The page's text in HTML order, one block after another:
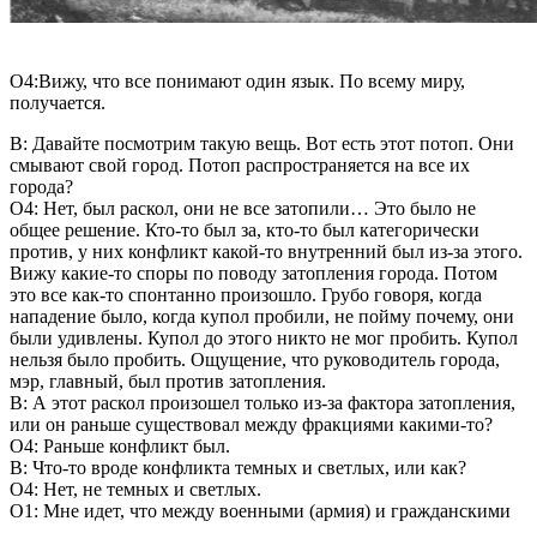
О4:Вижу, что все понимают один язык. По всему миру,
получается.
В: Давайте посмотрим такую вещь. Вот есть этот потоп. Они
смывают свой город. Потоп распространяется на все их
города?
О4: Нет, был раскол, они не все затопили… Это было не
общее решение. Кто-то был за, кто-то был категорически
против, у них конфликт какой-то внутренний был из-за этого.
Вижу какие-то споры по поводу затопления города. Потом
это все как-то спонтанно произошло. Грубо говоря, когда
нападение было, когда купол пробили, не пойму почему, они
были удивлены. Купол до этого никто не мог пробить. Купол
нельзя было пробить. Ощущение, что руководитель города,
мэр, главный, был против затопления.
В: А этот раскол произошел только из-за фактора затопления,
или он раньше существовал между фракциями какими-то?
О4: Раньше конфликт был.
В: Что-то вроде конфликта темных и светлых, или как?
О4: Нет, не темных и светлых.
О1: Мне идет, что между военными (армия) и гражданскими